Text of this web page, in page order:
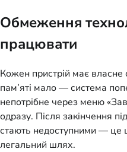
Обмеження
працювати
Кожен пристрій має
пам’яті мало — система
непотрібне через меню
одразу. Після закінчення
стають недоступними — це
легальний шлях.